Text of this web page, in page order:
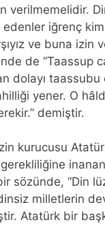
verilmemelidir.
iğrenç
ve buna izin
de “Taassup
dolayı
yener. O
demiştir.
kurucusu
sözünde, “Din
milletlerin
Atatürk bir